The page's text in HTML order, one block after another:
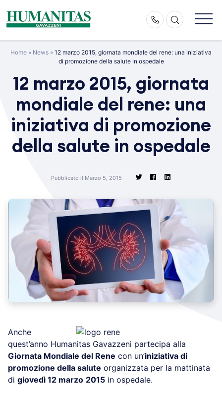
content
Home » News » 12 marzo 2015, giornata mondiale del rene: una iniziativa
di promozione della salute in ospedale
12 marzo 2015, giornata
mondiale del rene: una
iniziativa di promozione
della salute in ospedale
Pubblicato il Marzo 5, 2015
Anche
quest’anno Humanitas Gavazzeni partecipa alla
Giornata Mondiale del Rene con un’iniziativa di
promozione della salute organizzata per la mattinata
di giovedì 12 marzo 2015 in ospedale.